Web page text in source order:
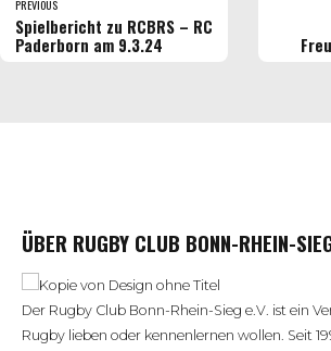
PREVIOUS
Spielbericht zu RCBRS – RC
Paderborn am 9.3.24
ÜBER RUGBY CLUB BONN-RHEIN-
Der Rugby Club Bonn-Rhein-Sieg e.V. ist ein
Rugby lieben oder kennenlernen wollen. Seit